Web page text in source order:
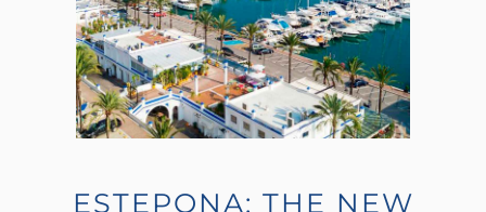
ESTEPONA: THE NEW